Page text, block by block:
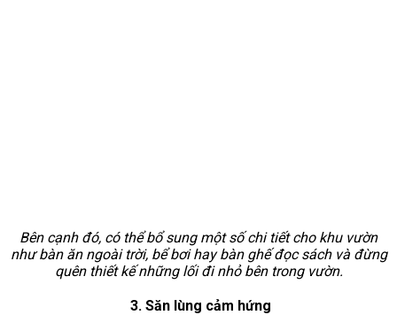
Bên cạnh đó, có thể bổ sung một số chi tiết cho khu vườn
như bàn ăn ngoài trời, bể bơi hay bàn ghế đọc sách và đừng
quên thiết kế những lối đi nhỏ bên trong vườn.
3. Săn lùng cảm hứng